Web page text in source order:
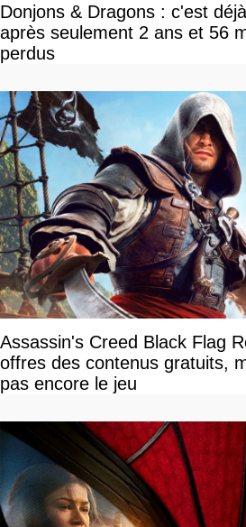
Donjons & Dragons : c'est
après seulement 2 ans et 56
perdus
Assassin's Creed Black Flag
offres des contenus gratuits,
pas encore le jeu